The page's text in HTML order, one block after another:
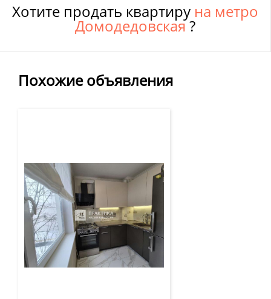
Похожие объявления
Хотите продать квартиру на метро
Домодедовская?